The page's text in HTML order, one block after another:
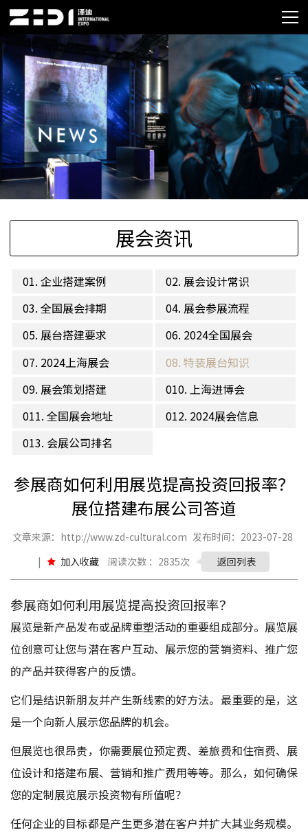
展会资讯
01. 企业搭建案例
02. 展会设计常识
03. 全国展会排期
04. 展会参展流程
05. 展台搭建要求
06. 2024全国展会
07. 2024上海展会
08. 特装展台知识
09. 展会策划搭建
010. 上海进博会
011. 全国展会地址
012. 2024展会信息
013. 会展公司排名
参展商如何利用展览提高投资回报率？
展位搭建布展公司答道
文章来源：http://www.zd-cultural.com 发布时间：2023-07-28
|
加入收藏 阅读次数 ：2835次 返回列表
参展商如何利用展览提高投资回报率？
展览是新产品发布或品牌重塑活动的重要组成部分。展览展
位创意可让您与潜在客户互动、展示您的营销资料、推广您
的产品并获得客户的反馈。
它们是结识新朋友并产生新线索的好方法。最重要的是，这
是一个向新人展示您品牌的机会。
但展览也很昂贵，你需要展位预定费、差旅费和住宿费、展
位设计和搭建布展、营销和推广费用等等。那么，如何确保
您的定制展览展示投资物有所值呢？
任何企业的目标都是产生更多潜在客户并扩大其业务规模。